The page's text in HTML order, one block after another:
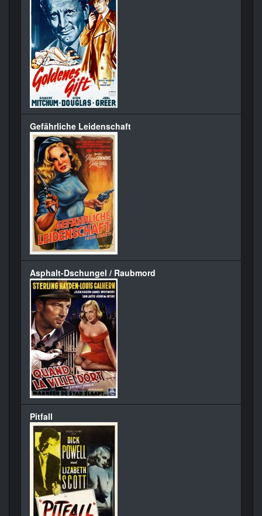
Gefährliche Leidenschaft
Asphalt-Dschungel / Raubmord
Pitfall